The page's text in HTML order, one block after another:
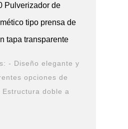
Pulverizador de
tipo prensa de
tapa transparente
- Diseño elegante y
opciones de
de